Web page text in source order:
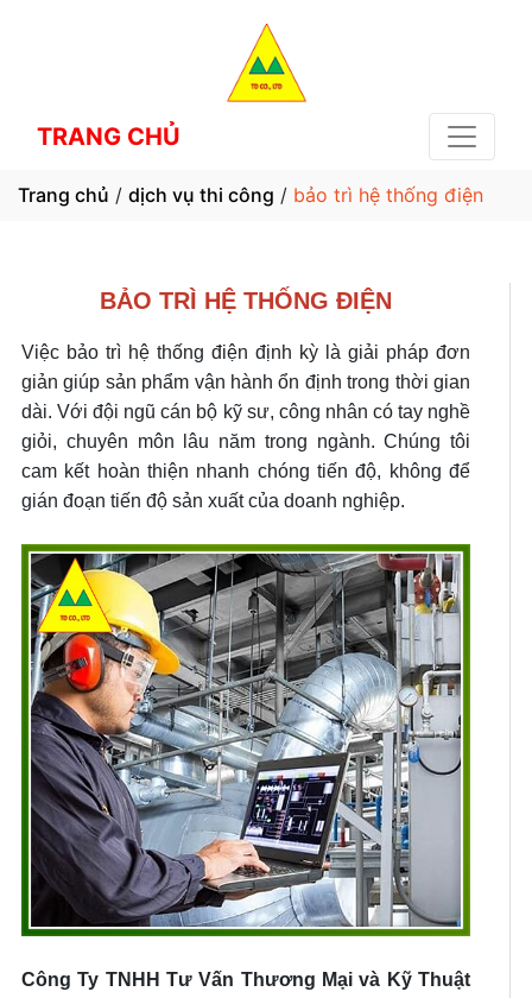
TRANG CHỦ
Trang chủ / dịch vụ thi công / bảo trì hệ thống điện
BẢO TRÌ HỆ THỐNG ĐIỆN
Việc bảo trì hệ thống điện định kỳ là giải pháp đơn
giản giúp sản phẩm vận hành ổn định trong thời gian
dài. Với đội ngũ cán bộ kỹ sư, công nhân có tay nghề
giỏi, chuyên môn lâu năm trong ngành. Chúng tôi
cam kết hoàn thiện nhanh chóng tiến độ, không để
gián đoạn tiến độ sản xuất của doanh nghiệp.
Công Ty TNHH Tư Vấn Thương Mại và Kỹ Thuật